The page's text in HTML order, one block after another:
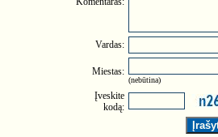
Vardas:
Miestas:
(nebūtina)
Įveskite
kodą: